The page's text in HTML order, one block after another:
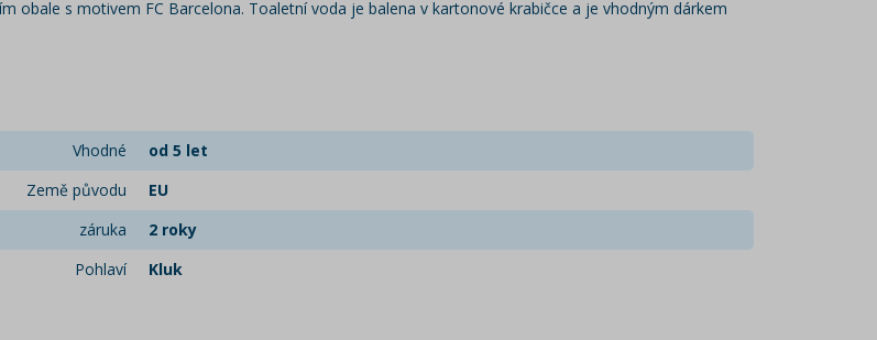
obale s motivem FC Barcelona. Toaletní voda je balena v kartonové krabičce a je vhodným dárkem
Vhodné
od 5 let
Země původu
EU
záruka
2 roky
Pohlaví
Kluk